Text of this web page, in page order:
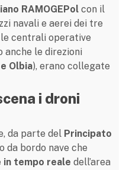
RAMOGEPol con il
navali e aerei dei tre
le centrali operative
anche le direzioni
Olbia), erano collegate
i droni
da parte del Principato
da bordo nave che
in tempo reale dell’area